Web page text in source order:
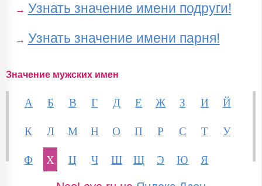
→ Узнать значение имени подруги!
→ Узнать значение имени парня!
Значение мужских имен
А Б В Г Д Е Ж З И
Й
К
Л М Н О П Р С Т
У
Ф
Х Ц Ч Ш Щ Э Ю Я